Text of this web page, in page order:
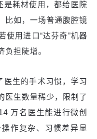
是耗材使用，都给医院
比如，一场普通腹腔镜
使用进口“达芬奇”机器
负担陡增。
医生的手术习惯，学习
医生数量稀少，限制了
万名医生能进行微创
作复杂、习惯差异显